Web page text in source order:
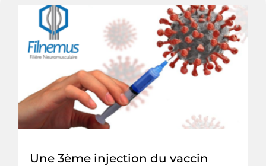
Une 3ème injection du vaccin